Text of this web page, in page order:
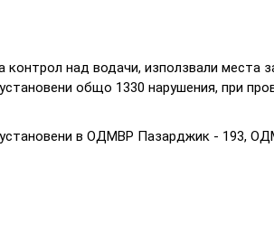
контрол над водачи, използвали места
общо 1330 нарушения, при
в ОДМВР Пазарджик - 193,